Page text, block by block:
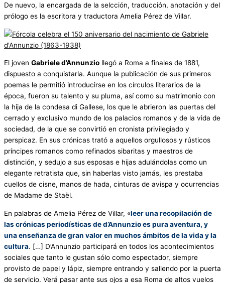
De nuevo, la encargada de la selcción, traducción, anotación y del
prólogo es la escritora y traductora Amelia Pérez de Villar.
El joven Gabriele d’Annunzio llegó a Roma a finales de 1881,
dispuesto a conquistarla. Aunque la publicación de sus primeros
poemas le permitió introducirse en los círculos literarios de la
época, fueron su talento y su pluma, así como su matrimonio con
la hija de la condesa di Gallese, los que le abrieron las puertas del
cerrado y exclusivo mundo de los palacios romanos y de la vida de
sociedad, de la que se convirtió en cronista privilegiado y
perspicaz. En sus crónicas trató a aquellos orgullosos y rústicos
príncipes romanos como refinados sibaritas y maestros de
distinción, y sedujo a sus esposas e hijas adulándolas como un
elegante retratista que, sin haberlas visto jamás, les prestaba
cuellos de cisne, manos de hada, cinturas de avispa y ocurrencias
de Madame de Staël.
En palabras de Amelia Pérez de Villar, «leer una recopilación de
las crónicas periodísticas de d’Annunzio es pura aventura, y
una enseñanza de gran valor en muchos ámbitos de la vida y la
cultura. […] D’Annunzio participará en todos los acontecimientos
sociales que tanto le gustan sólo como espectador, siempre
provisto de papel y lápiz, siempre entrando y saliendo por la puerta
de servicio. Verá pasar ante sus ojos a esa Roma de altos vuelos